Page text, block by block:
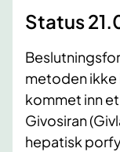
Status
metoden ikke
kommet inn
Givosiran
hepatisk